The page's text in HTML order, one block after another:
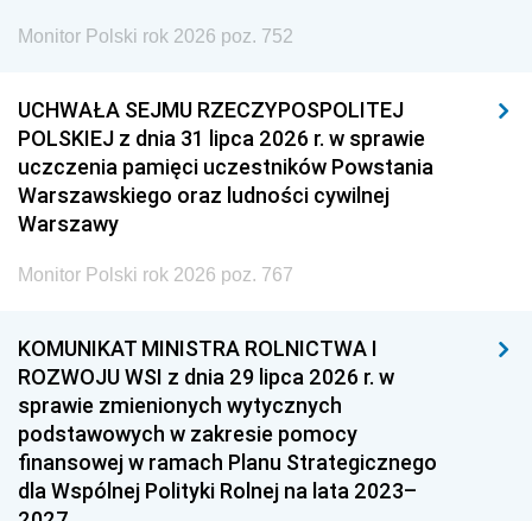
Monitor Polski rok 2026 poz. 752
UCHWAŁA SEJMU RZECZYPOSPOLITEJ
POLSKIEJ z dnia 31 lipca 2026 r. w sprawie
uczczenia pamięci uczestników Powstania
Warszawskiego oraz ludności cywilnej
Warszawy
Monitor Polski rok 2026 poz. 767
KOMUNIKAT MINISTRA ROLNICTWA I
ROZWOJU WSI z dnia 29 lipca 2026 r. w
sprawie zmienionych wytycznych
podstawowych w zakresie pomocy
finansowej w ramach Planu Strategicznego
dla Wspólnej Polityki Rolnej na lata 2023–